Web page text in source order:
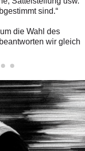
sind.“
die Wahl des
wir gleich